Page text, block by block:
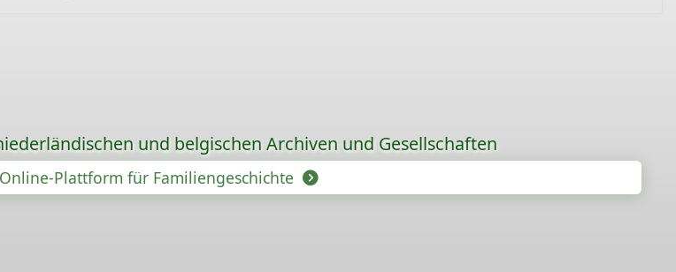
und belgischen Archiven und Gesellschaften
Plattform für Familiengeschichte